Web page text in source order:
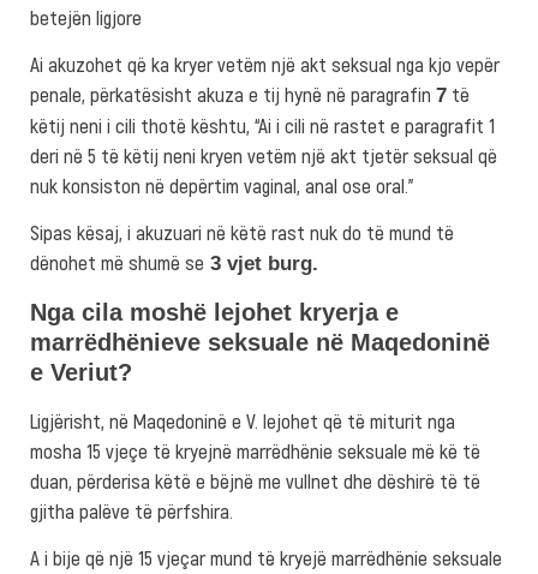
betejën ligjore
Ai akuzohet që ka kryer vetëm një akt seksual nga kjo vepër
penale, përkatësisht akuza e tij hynë në paragrafin 7 të
këtij neni i cili thotë kështu, “Ai i cili në rastet e paragrafit 1
deri në 5 të këtij neni kryen vetëm një akt tjetër seksual që
nuk konsiston në depërtim vaginal, anal ose oral.”
Sipas kësaj, i akuzuari në këtë rast nuk do të mund të
dënohet më shumë se 3 vjet burg.
Nga cila moshë lejohet kryerja e
marrëdhënieve seksuale në Maqedoninë
e Veriut?
Ligjërisht, në Maqedoninë e V. lejohet që të miturit nga
mosha 15 vjeçe të kryejnë marrëdhënie seksuale më kë të
duan, përderisa këtë e bëjnë me vullnet dhe dëshirë të të
gjitha palëve të përfshira.
A i bije që një 15 vjeçar mund të kryejë marrëdhënie seksuale